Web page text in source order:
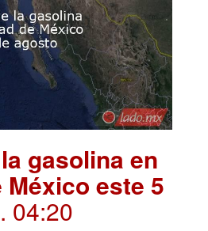
gasolina en
México este 5
. 04:20